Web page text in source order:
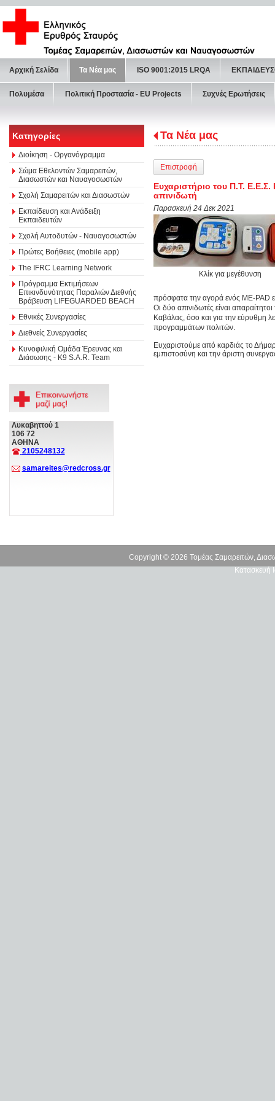
Αρχική Σελίδα Τα Νέα μας ISO 9001:2015 LRQA
Πολυμέσα Πολιτική Προστασία - ΕU Projects Συχνές Ερωτήσεις
Κατηγορίες
Διοίκηση - Οργανόγραμμα
Σώμα Εθελοντών Σαμαρειτών,
Διασωστών και Ναυαγοσωστών
Σχολή Σαμαρειτών και Διασωστών
Εκπαίδευση και Ανάδειξη
Εκπαιδευτών
Σχολή Αυτοδυτών - Ναυαγοσωστών
Πρώτες Βοήθειες (mobile app)
The IFRC Learning Network
Πρόγραμμα Εκτιμήσεων
Επικινδυνότητας Παραλιών Διεθνής
Βράβευση LIFEGUARDED BEACH
Εθνικές Συνεργασίες
Διεθνείς Συνεργασίες
Κυνοφιλική Ομάδα Έρευνας και
Διάσωσης - Κ9 S.A.R. Team
Λυκαβηττού 1
106 72
ΑΘΗΝΑ
2105248132
samareites@redcross.gr
Τα Νέα μας
Επιστροφή
Ευχαριστήριο του Π.Τ.
απινιδωτή
Παρασκευή 24 Δεκ 2021
Κλίκ για μεγέθυνση
πρόσφατα την αγορά ενός ME-PAD
Οι δύο απινιδωτές είναι
Καβάλας, όσο και για την εύρυθμη
προγραμμάτων πολιτών.
Ευχαριστούμε από καρδιάς το
εμπιστοσύνη και την άριστη
Copyright © 2026 Τομέας Σαμαρειτών,
Κατασκευή